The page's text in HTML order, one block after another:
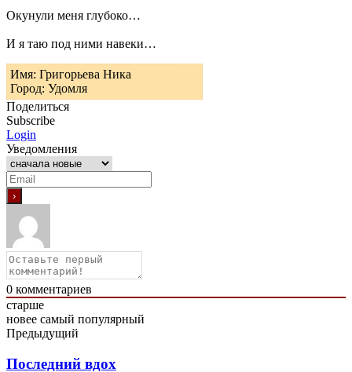
Окунули меня глубоко…
И я таю под ними навеки…
Имя: Григорьева Ника
Город: Удомля
Поделиться
Subscribe
Login
Уведомления
0 комментариев
старше
новее самый популярный
Предыдущий
Последний вдох